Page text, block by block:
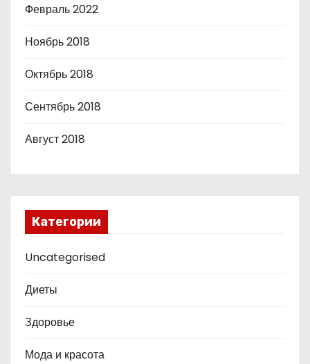
Февраль 2022
Ноябрь 2018
Октябрь 2018
Сентябрь 2018
Август 2018
Категории
Uncategorised
Диеты
Здоровье
Мода и красота